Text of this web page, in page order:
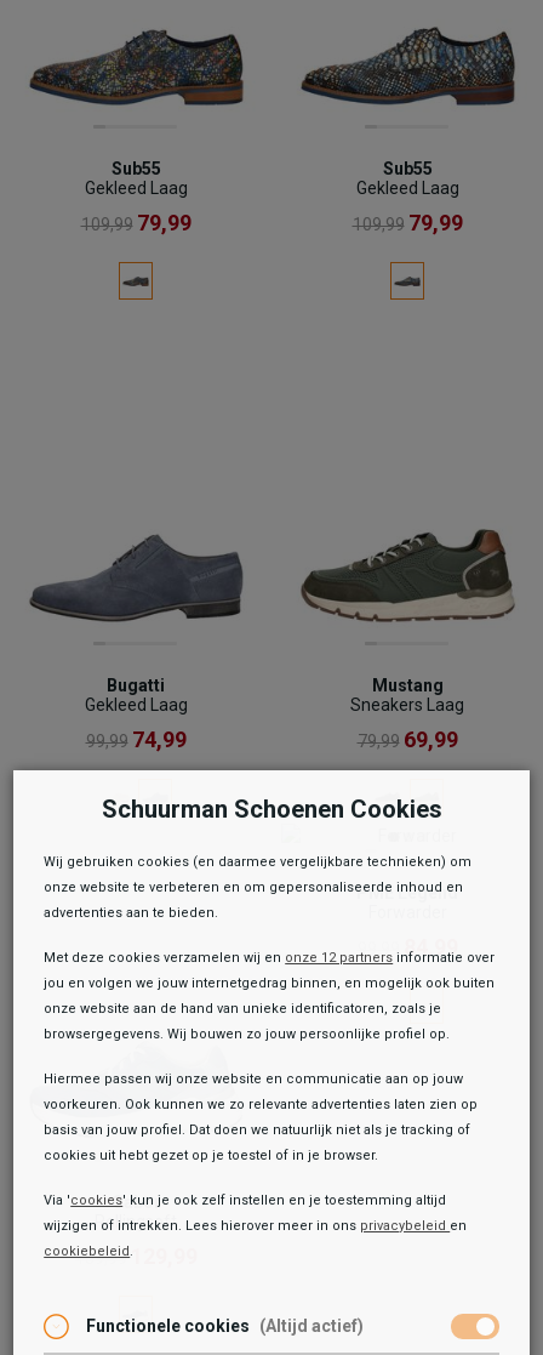
Toegevoegd aan je winkeltas!
Sub55
Gekleed Laag
109,99 79,99
Sub55
Gekleed Laag
109,99 79,99
Bugatti
Gekleed Laag
99,99 74,99
Mustang
Sneakers Laag
79,99 69,99
Gabor
Rollingsoft
159,99129,99
PME Legend
99,99 84,99
Schuurman Schoenen Cookies
Wij gebruiken cookies (en daarmee vergelijkbare technieken) om
onze website te verbeteren en om gepersonaliseerde inhoud en
advertenties aan te bieden.
Met deze cookies verzamelen wij en onze 12 partners informatie over
jou en volgen we jouw internetgedrag binnen, en mogelijk ook buiten
onze website aan de hand van unieke identificatoren, zoals je
browsergegevens. Wij bouwen zo jouw persoonlijke profiel op.
Hiermee passen wij onze website en communicatie aan op jouw
voorkeuren. Ook kunnen we zo relevante advertenties laten zien op
basis van jouw profiel. Dat doen we natuurlijk niet als je tracking of
cookies uit hebt gezet op je toestel of in je browser.
Via 'cookies' kun je ook zelf instellen en je toestemming altijd
wijzigen of intrekken. Lees hierover meer in ons privacybeleid en
cookiebeleid.
Functionele cookies (Altijd actief)